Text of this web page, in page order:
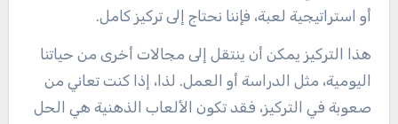
أو استراتيجية لعبة، فإننا نحتاج إلى تركيز كامل.
هذا التركيز يمكن أن ينتقل إلى مجالات أخرى من حياتنا
اليومية، مثل الدراسة أو العمل. لذا، إذا كنت تعاني من
صعوبة في التركيز، فقد تكون الألعاب الذهنية هي الحل